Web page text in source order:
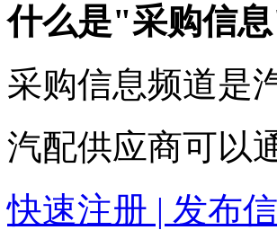
什么是"采购信
采购信息频道是
汽配供应商可以
快速注册 | 发布